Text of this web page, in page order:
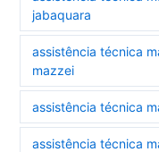
jabaquara
assistência técnica
mazzei
assistência técnica
assistência técnica